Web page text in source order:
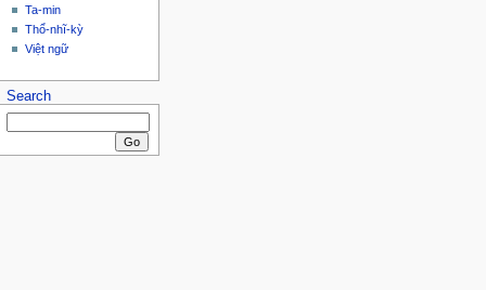
Ta-min
Thổ-nhĩ-kỳ
Việt ngữ
Search